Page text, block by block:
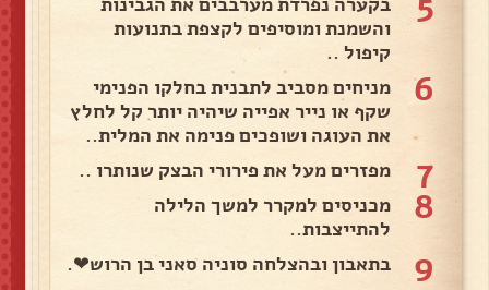
והשמנת ומוסיפים לקצפת בתנועות
קיפול ..
6
מניחים מסביב לתבנית בחלקו הפנימי
שקף או נייר אפייה שיהיה יותר קל לחלץ
את העוגה ושופכים פנימה את המלית..
7 מפזרים מעל את פירורי הבצק שנותרו ..
8
מכניסים למקרר למשך הלילה
להתייצבות..
9 בתאבון ובהצלחה סוניה סאני בן הרוש❤.